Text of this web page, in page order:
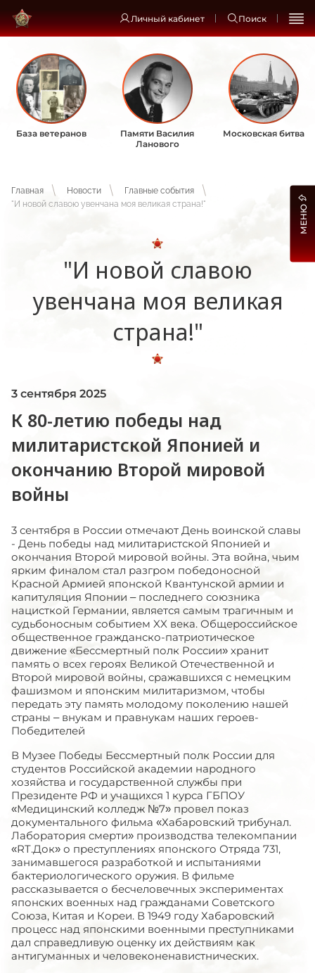
Личный кабинет Поиск
База ветеранов
Памяти Василия
Ланового
Московская битва
Главная Новости
Главные события
"И новой славою увенчана моя великая страна!"
"И новой славою
увенчана моя великая
страна!"
3 сентября 2025
К 80-летию победы над
милитаристской Японией и
окончанию Второй мировой
войны
3 сентября в России отмечают День воинской славы
- День победы над милитаристской Японией и
окончания Второй мировой войны. Эта война, чьим
ярким финалом стал разгром победоносной
Красной Армией японской Квантунской армии и
капитуляция Японии – последнего союзника
нацисткой Германии, является самым трагичным и
судьбоносным событием XX века. Общероссийское
общественное гражданско-патриотическое
движение «Бессмертный полк России» хранит
память о всех героях Великой Отечественной и
Второй мировой войны, сражавшихся с немецким
фашизмом и японским милитаризмом, чтобы
передать эту память молодому поколению нашей
страны – внукам и правнукам наших героев-
Победителей
В Музее Победы Бессмертный полк России для
студентов Российской академии народного
хозяйства и государственной службы при
Президенте РФ и учащихся 1 курса ГБПОУ
«Медицинский колледж №7» провел показ
документального фильма «Хабаровский трибунал.
Лаборатория смерти» производства телекомпании
«RT.Док» о преступлениях японского Отряда 731,
занимавшегося разработкой и испытаниями
бактериологического оружия. В фильме
рассказывается о бесчеловечных экспериментах
японских военных над гражданами Советского
Союза, Китая и Кореи. В 1949 году Хабаровский
процесс над японскими военными преступниками
дал справедливую оценку их действиям как
антигуманных и человеконенавистнических.
МЕНЮ